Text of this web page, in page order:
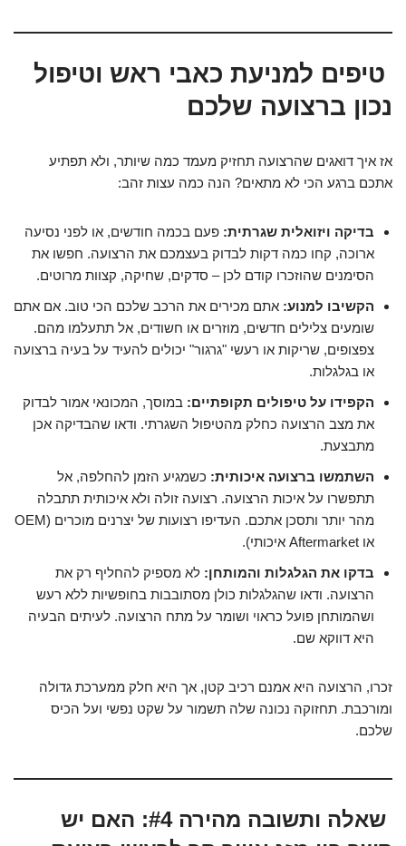
טיפים למניעת כאבי ראש וטיפול
נכון ברצועה שלכם
אז איך דואגים שהרצועה תחזיק מעמד כמה שיותר, ולא תפתיע
אתכם ברגע הכי לא מתאים? הנה כמה עצות זהב:
בדיקה ויזואלית שגרתית: פעם בכמה חודשים, או לפני נסיעה
ארוכה, קחו כמה דקות לבדוק בעצמכם את הרצועה. חפשו את
הסימנים שהוזכרו קודם לכן – סדקים, שחיקה, קצוות מרוטים.
הקשיבו למנוע: אתם מכירים את הרכב שלכם הכי טוב. אם אתם
שומעים צלילים חדשים, מוזרים או חשודים, אל תתעלמו מהם.
צפצופים, שריקות או רעשי "גרגור" יכולים להעיד על בעיה ברצועה
או בגלגלות.
הקפידו על טיפולים תקופתיים: במוסך, המכונאי אמור לבדוק
את מצב הרצועה כחלק מהטיפול השגרתי. ודאו שהבדיקה אכן
מתבצעת.
השתמשו ברצועה איכותית: כשמגיע הזמן להחלפה, אל
תתפשרו על איכות הרצועה. רצועה זולה ולא איכותית תתבלה
מהר יותר ותסכן אתכם. העדיפו רצועות של יצרנים מוכרים (OEM
או Aftermarket איכותי).
בדקו את הגלגלות והמותחן: לא מספיק להחליף רק את
הרצועה. ודאו שהגלגלות כולן מסתובבות בחופשיות ללא רעש
ושהמותחן פועל כראוי ושומר על מתח הרצועה. לעיתים הבעיה
היא דווקא שם.
זכרו, הרצועה היא אמנם רכיב קטן, אך היא חלק ממערכת גדולה
ומורכבת. תחזוקה נכונה שלה תשמור על שקט נפשי ועל הכיס
שלכם.
שאלה ותשובה מהירה #4: האם יש